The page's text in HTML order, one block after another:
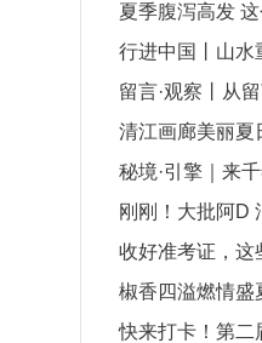
转颈椎等危险动
夏季腹泻高发
行进中国丨山水
留言·观察丨从
提升之路
清江画廊美丽夏
秘境·引擎｜来
刚刚！大批阿D
收好准考证，这
椒香四溢燃情盛
快来打卡！第二